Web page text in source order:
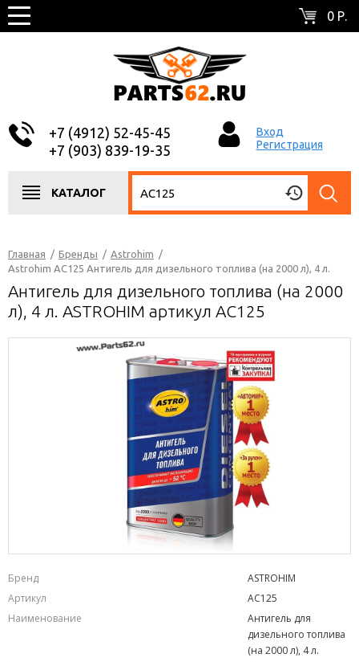
0 Р.
+7 (4912) 52-45-45
+7 (903) 839-19-35
Вход
Регистрация
КАТАЛОГ
Главная / Бренды / Astrohim /
Astrohim AC125 Антигель для дизельного топлива (на 2000 л), 4 л.
Антигель для дизельного топлива (на 2000
л), 4 л. ASTROHIM артикул AC125
Бренд
ASTROHIM
Артикул
AC125
Наименование
Антигель для
дизельного топлива
(на 2000 л), 4 л.